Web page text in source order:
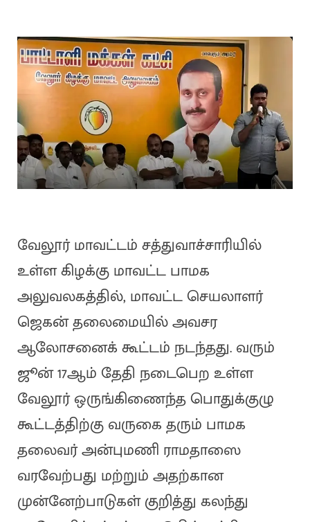
வேலூர் மாவட்டம் சத்துவாச்சாரியில்
உள்ள கிழக்கு மாவட்ட பாமக
அலுவலகத்தில், மாவட்ட செயலாளர்
ஜெகன் தலைமையில் அவசர
ஆலோசனைக் கூட்டம் நடந்தது. வரும்
ஜூன் 17ஆம் தேதி நடைபெற உள்ள
வேலூர் ஒருங்கிணைந்த பொதுக்குழு
கூட்டத்திற்கு வருகை தரும் பாமக
தலைவர் அன்புமணி ராமதாஸை
வரவேற்பது மற்றும் அதற்கான
முன்னேற்பாடுகள் குறித்து கலந்து